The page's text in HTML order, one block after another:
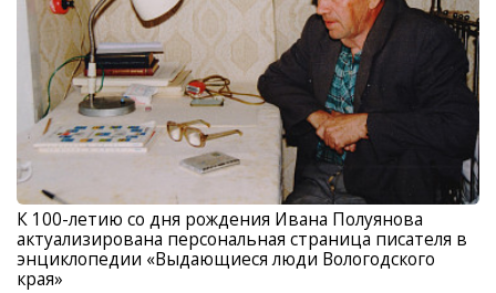
К 100-летию со дня рождения Ивана Полуянова
актуализирована персональная страница писателя в
энциклопедии «Выдающиеся люди Вологодского
края»